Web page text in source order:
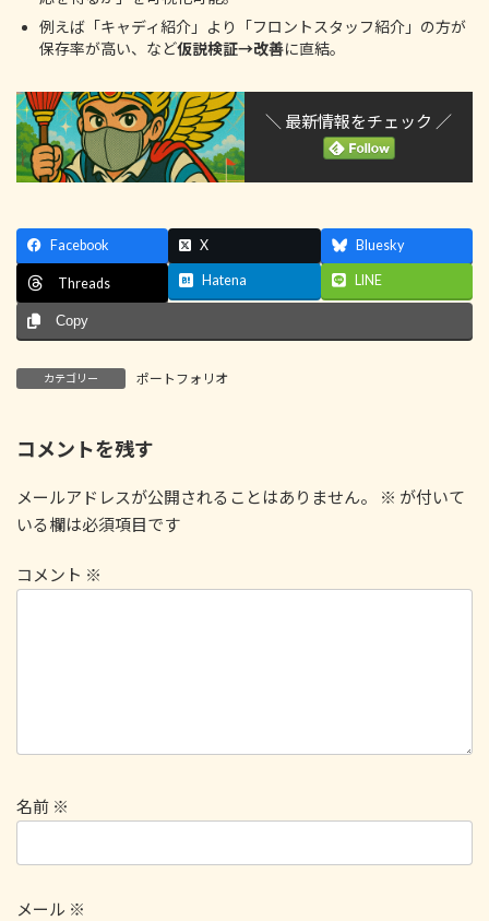
例えば「キャディ紹介」より「フロントスタッフ紹介」の方が
保存率が高い、など仮説検証→改善に直結。
＼ 最新情報をチェック ／
Facebook X Bluesky
Threads Hatena LINE
Copy
カテゴリー ポートフォリオ
コメントを残す
メールアドレスが公開されることはありません。 ※ が付いて
いる欄は必須項目です
コメント ※
名前 ※
メール ※